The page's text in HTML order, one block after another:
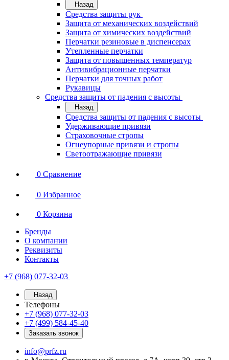
Назад
Средства защиты рук
Защита от механических воздействий
Защита от химических воздействий
Перчатки резиновые в диспенсерах
Утепленные перчатки
Защита от повышенных температур
Антивибрационные перчатки
Перчатки для точных работ
Рукавицы
Средства защиты от падения с высоты
Назад
Средства защиты от падения с высоты
Удерживающие привязи
Страховочные стропы
Огнеупорные привязи и стропы
Светоотражающие привязи
0 Сравнение
0 Избранное
0 Корзина
Бренды
О компании
Реквизиты
Контакты
+7 (968) 077-32-03
Назад
Телефоны
+7 (968) 077-32-03
+7 (499) 584-45-40
Заказать звонок
info@prfz.ru